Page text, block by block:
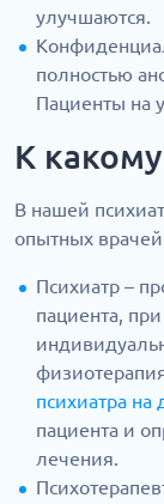
улучшаются.
полностью
Пациенты на
К
В нашей
опытных
Психиатр –
пациента,
психиатра на
пациента и
лечения.